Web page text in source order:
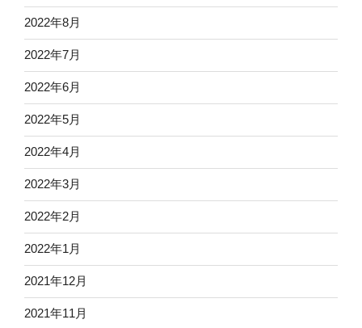
2022年8月
2022年7月
2022年6月
2022年5月
2022年4月
2022年3月
2022年2月
2022年1月
2021年12月
2021年11月